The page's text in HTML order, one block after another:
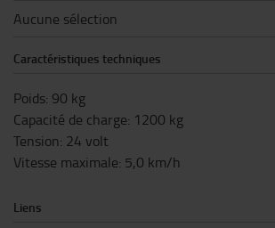
Aucune sélection
Caractéristiques techniques
Poids: 90 kg
Capacité de charge: 1200 kg
Tension: 24 volt
Vitesse maximale: 5,0 km/h
Liens